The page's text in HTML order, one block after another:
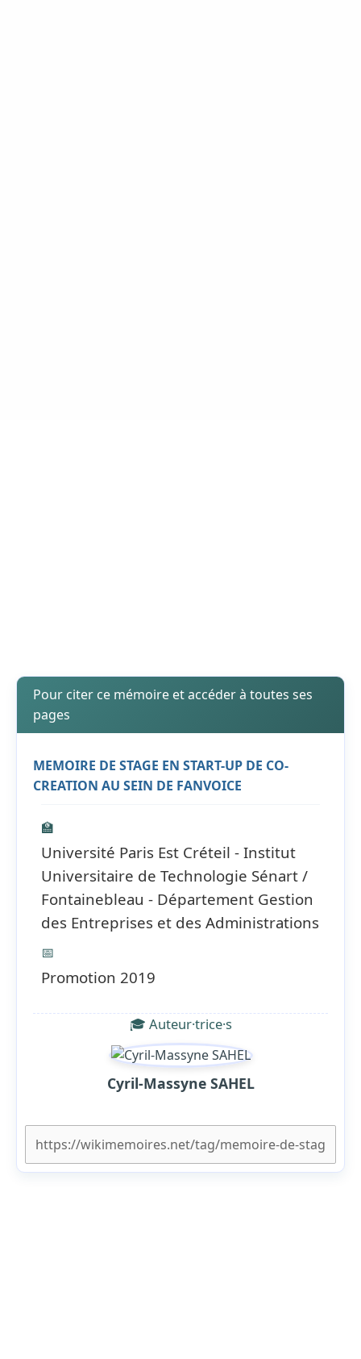
Pour citer ce mémoire et accéder à toutes ses
pages
MEMOIRE DE STAGE EN START-UP DE CO-
CREATION AU SEIN DE FANVOICE
🏫
Université Paris Est Créteil - Institut
Universitaire de Technologie Sénart /
Fontainebleau - Département Gestion
des Entreprises et des Administrations
📅
Promotion 2019
🎓 Auteur·trice·s
Cyril-Massyne SAHEL